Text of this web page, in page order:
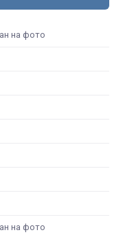
на фото
на фото